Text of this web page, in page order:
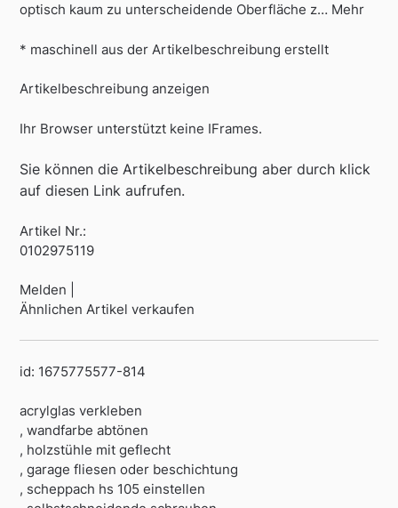
optisch kaum zu unterscheidende Oberfläche z… Mehr
* maschinell aus der Artikelbeschreibung erstellt
Artikelbeschreibung anzeigen
Ihr Browser unterstützt keine IFrames.
Sie können die Artikelbeschreibung aber durch klick
auf diesen Link aufrufen.
Artikel Nr.:
0102975119
Melden |
Ähnlichen Artikel verkaufen
id: 1675775577-814
acrylglas verkleben
, wandfarbe abtönen
, holzstühle mit geflecht
, garage fliesen oder beschichtung
, scheppach hs 105 einstellen